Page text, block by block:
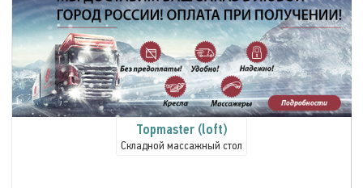
Topmaster (loft)
Складной массажный стол